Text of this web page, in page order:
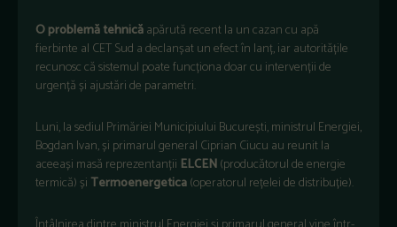
O problemă tehnicăapărută recent la un cazan cu apă
fierbinte al CET Sud a declanșat un efect în lanț, iar autoritățile
recunosc că sistemul poate funcționa doar cu intervenții de
urgență și ajustări de parametri.
Luni, la sediul Primăriei Municipiului București, ministrul Energiei,
Bogdan Ivan, și primarul general Ciprian Ciucu au reunit la
aceeași masă reprezentanții ELCEN(producătorul de energie
termică) și Termoenergetica(operatorul rețelei de distribuție).